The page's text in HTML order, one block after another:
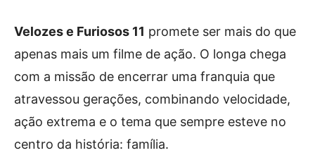
Velozes e Furiosos 11 promete ser mais do que
apenas mais um filme de ação. O longa chega
com a missão de encerrar uma franquia que
atravessou gerações, combinando velocidade,
ação extrema e o tema que sempre esteve no
centro da história: família.